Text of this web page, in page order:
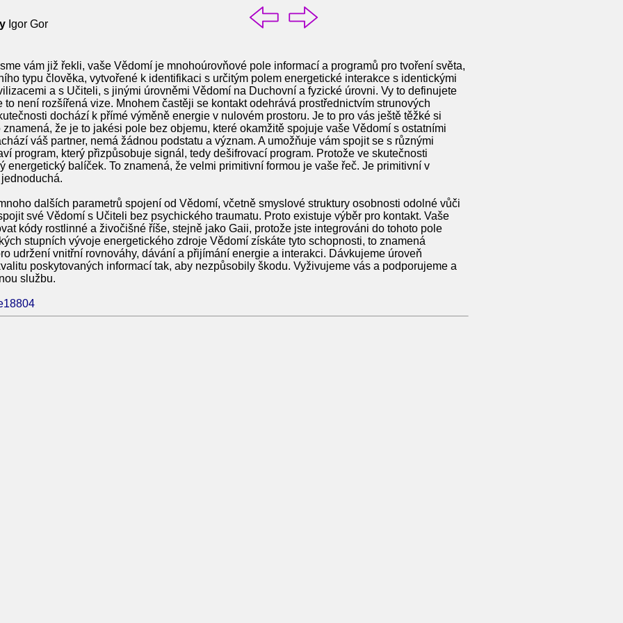
Igor Gor
vám již řekli, vaše Vědomí je mnohoúrovňové pole informací a programů pro tvoření světa,
typu člověka, vytvořené k identifikaci s určitým polem energetické interakce s identickými
a s Učiteli, s jinými úrovněmi Vědomí na Duchovní a fyzické úrovni. Vy to definujete
to není rozšířená vize. Mnohem častěji se kontakt odehrává prostřednictvím strunových
dochází k přímé výměně energie v nulovém prostoru. Je to pro vás ještě těžké si
že je to jakési pole bez objemu, které okamžitě spojuje vaše Vědomí s ostatními
váš partner, nemá žádnou podstatu a význam. A umožňuje vám spojit se s různými
program, který přizpůsobuje signál, tedy dešifrovací program. Protože ve skutečnosti
energetický balíček. To znamená, že velmi primitivní formou je vaše řeč. Je primitivní v
dalších parametrů spojení od Vědomí, včetně smyslové struktury osobnosti odolné vůči
své Vědomí s Učiteli bez psychického traumatu. Proto existuje výběr pro kontakt. Vaše
kódy rostlinné a živočišné říše, stejně jako Gaii, protože jste integrováni do tohoto pole
stupních vývoje energetického zdroje Vědomí získáte tyto schopnosti, to znamená
udržení vnitřní rovnováhy, dávání a přijímání energie a interakci. Dávkujeme úroveň
poskytovaných informací tak, aby nezpůsobily škodu. Vyživujeme vás a podporujeme a
službu.